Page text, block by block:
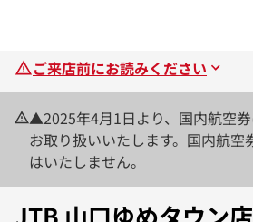
ご来店前にお読みください
▲2025年4月1日より、国内航空
お取り扱いいたします。国内航空
はいたしません。
JTB 山口ゆめタウン店